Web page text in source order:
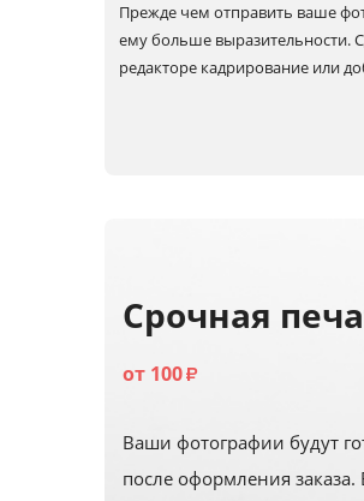
Прежде чем отправить ваше
ему больше выразительности.
редакторе кадрирование или
Срочная
от 100₽
Ваши фотографии будут
после оформления